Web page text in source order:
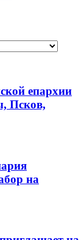
епархии
Псков,
на